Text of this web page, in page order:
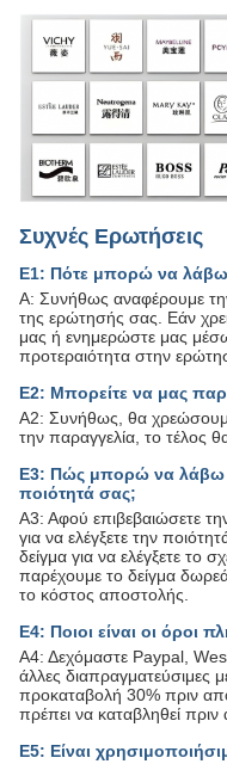
Συχνές Ερωτήσεις
Ε1: Πότε μπορώ να λάβω
Α: Συνήθως αναφέρουμε
της ερώτησής σας. Εάν
μας ή ενημερώστε μας
προτεραιότητα στην
Ε2: Μπορείτε να μας
Α2: Συνήθως, θα
την παραγγελία, το τέλος
Ε3: Πώς μπορώ να λάβω
ποιότητά σας;
Α3: Αφού επιβεβαιώσετε
για να ελέγξετε την
δείγμα για να ελέγξετε το
παρέχουμε το δείγμα
το κόστος αποστολής.
Ε4: Ποιοι είναι οι όροι
Α4: Δεχόμαστε Paypal,
άλλες διαπραγματεύσιμες
προκαταβολή 30% πριν
πρέπει να καταβληθεί
Ε5: Είναι